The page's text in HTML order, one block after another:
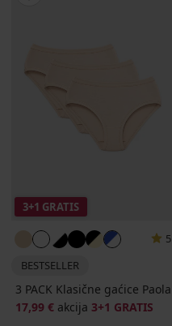
3+1 GRATIS
5
BESTSELLER
3 PACK Klasične gaćice Paola
17,99 € akcija 3+1 GRATIS